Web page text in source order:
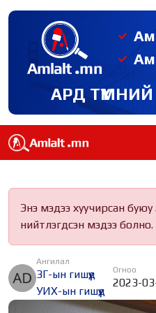
Ам
АРД
Энэ мэдээ хуучирсан
нийтлэгдсэн мэдээ болно.
Ангилал
ЗГ-ын гишүүд
УИХ-ын гишүүд
Огноо
2023-